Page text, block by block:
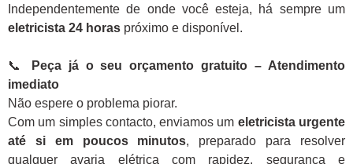
Independentemente de onde você esteja, há sempre um
eletricista 24 horas próximo e disponível.
📞
Peça já o seu orçamento gratuito – Atendimento
imediato
Não espere o problema piorar.
Com um simples contacto, enviamos um eletricista urgente
até si em poucos minutos, preparado para resolver
qualquer avaria elétrica com rapidez, segurança e